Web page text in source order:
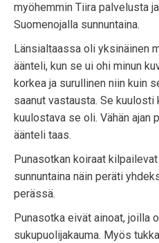
myöhemmin Tiira palvelusta
Suomenojalla sunnuntaina.
Länsialtaassa oli yksinäinen
äänteli, kun se ui ohi minun
korkea ja surullinen niin kuin
saanut vastausta. Se
kuulostava se oli. Vähän ajan
äänteli taas.
Punasotkan koiraat
sunnuntaina näin peräti
perässä.
Punasotka eivät ainoat, joilla
sukupuolijakauma. Myös